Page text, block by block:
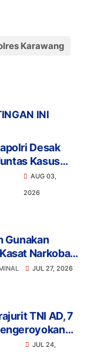
Karawang
INI
Desak
Kasus
di Bawah
Vape
AUG 03,
2026
Gunakan
Narkoba
dan 6JUL 27, 2026
TNI AD, 7
Seumur
JUL 24,